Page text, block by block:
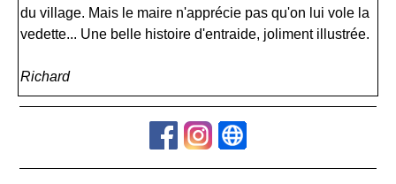
du village. Mais le maire n'apprécie pas qu'on lui vole la
vedette... Une belle histoire d'entraide, joliment illustrée.
Richard